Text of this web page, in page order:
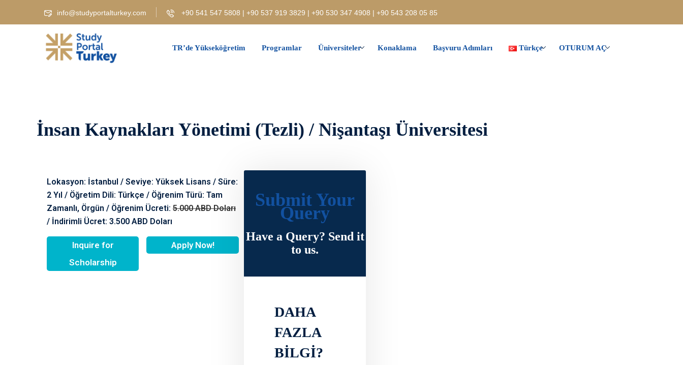
info@studyportalturkey.com +90 541 547 5808 | +90 537 919 3829 | +90 530 347 4908 | +90 543 208 05 85
TR’de Yükseköğretim Programlar Üniversiteler Konaklama Başvuru Adımları Türkçe OTURUM AÇ
İnsan Kaynakları Yönetimi (Tezli) / Nişantaşı Üniversitesi
Lokasyon: İstanbul / Seviye: Yüksek Lisans / Süre:
2 Yıl / Öğretim Dili: Türkçe / Öğrenim Türü: Tam
Zamanlı, Örgün / Öğrenim Ücreti: 5.000 ABD Doları
/ İndirimli Ücret: 3.500 ABD Doları
Inquire for
Scholarship
Apply Now!
Submit Your
Query
Have a Query? Send it
to us.
DAHA
FAZLA
BİLGİ?